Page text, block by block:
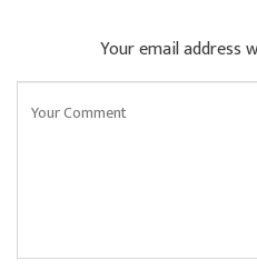
Your email address